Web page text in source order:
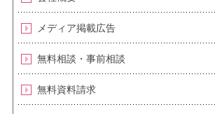
メディア掲載広告
無料相談・事前相談
無料資料請求